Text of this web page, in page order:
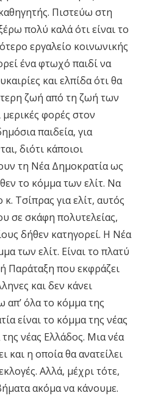
Πιστεύω στη
πολύ καλά ότι είναι το
εργαλείο κοινωνικής
ένα φτωχό παιδί να
και ελπίδα ότι θα
ζωή από τη ζωή των
φορές στον
παιδεία, για
διότι κάποιοι
τη Νέα Δημοκρατία ως
το κόμμα των ελίτ. Να
Τσίπρας για ελίτ, αυτός
σε σκάφη πολυτελείας,
δήθεν κατηγορεί. Η Νέα
των ελίτ. Είναι το πλατύ
Παράταξη που εκφράζει
και δεν κάνει
απ’ όλα το κόμμα της
είναι το κόμμα της νέας
της νέας Ελλάδος. Μια νέα
και η οποία θα ανατείλει
Αλλά, μέχρι τότε,
ακόμα να κάνουμε.